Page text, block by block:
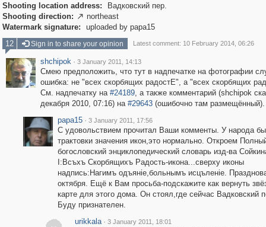
Shooting location address:
Вадковский пер.
Shooting direction:  northeast
Watermark signature:
uploaded by papa15
12
Sign in to share your opinion Latest comment: 10 February 2014, 06:26
shchipok · 3 January 2011, 14:13
Смею предположить, что тут в надпечатке на фотографии
ошибка: не "всех скорбящих радостЕ", а "всех скорбящих
См. надпечатку на #24189, а также комментарий (shchipok
декабря 2010, 07:16) на #29643(ошибочно там размещённый).
papa15 · 3 January 2011, 17:56
С удовольствием прочитал Ваши комменты. У народа
трактовки значения икон,это нормально. Откроем
богословский энциклопедический словарь изд-ва
I:Всъхъ Скорбящихъ Радость-икона...сверху иконы
надпись:Нагимъ одъянiе,больнымъ исцъленiе.
октября. Ещё к Вам просьба-подскажите как вернуть
карте для этого дома. Он стоял,где сейчас Вадковский
Буду признателен.
urikkala · 3 January 2011, 18:01